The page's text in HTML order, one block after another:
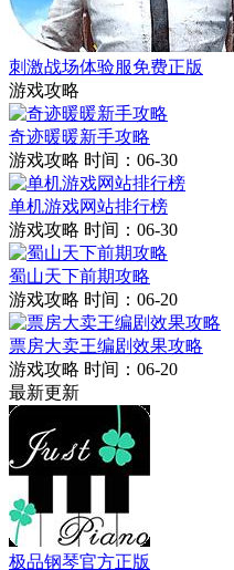
刺激战场体验服免费正版
游戏攻略
奇迹暖暖新手攻略
游戏攻略 时间：06-30
单机游戏网站排行榜
游戏攻略 时间：06-30
蜀山天下前期攻略
游戏攻略 时间：06-20
票房大卖王编剧效果攻略
游戏攻略 时间：06-20
最新更新
极品钢琴官方正版